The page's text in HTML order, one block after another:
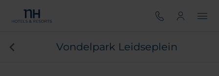
Vondelpark Leidseplein